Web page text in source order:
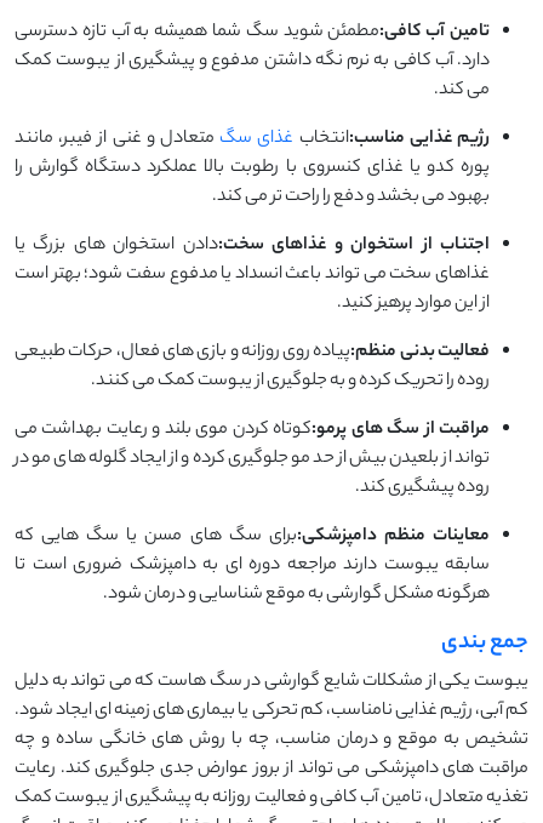
تامین آب کافی:مطمئن شوید سگ شما همیشه به آب تازه دسترسی
دارد. آب کافی به نرم نگه داشتن مدفوع و پیشگیری از یبوست کمک
می کند.
رژیم غذایی مناسب:انتخاب غذای سگ متعادل و غنی از فیبر، مانند
پوره کدو یا غذای کنسروی با رطوبت بالا عملکرد دستگاه گوارش را
بهبود می بخشد و دفع را راحت تر می کند.
اجتناب از استخوان و غذاهای سخت:دادن استخوان های بزرگ یا
غذاهای سخت می تواند باعث انسداد یا مدفوع سفت شود؛ بهتر است
از این موارد پرهیز کنید.
فعالیت بدنی منظم:پیاده روی روزانه و بازی های فعال، حرکات طبیعی
روده را تحریک کرده و به جلوگیری از یبوست کمک می کنند.
مراقبت از سگ های پرمو:کوتاه کردن موی بلند و رعایت بهداشت می
تواند از بلعیدن بیش از حد مو جلوگیری کرده و از ایجاد گلوله های مو در
روده پیشگیری کند.
معاینات منظم دامپزشکی:برای سگ های مسن یا سگ هایی که
سابقه یبوست دارند مراجعه دوره ای به دامپزشک ضروری است تا
هرگونه مشکل گوارشی به موقع شناسایی و درمان شود.
جمع بندی
یبوست یکی از مشکلات شایع گوارشی در سگ هاست که می تواند به دلیل
کم آبی، رژیم غذایی نامناسب، کم تحرکی یا بیماری های زمینه ای ایجاد شود.
تشخیص به موقع و درمان مناسب، چه با روش های خانگی ساده و چه
مراقبت های دامپزشکی می تواند از بروز عوارض جدی جلوگیری کند. رعایت
تغذیه متعادل، تامین آب کافی و فعالیت روزانه به پیشگیری از یبوست کمک